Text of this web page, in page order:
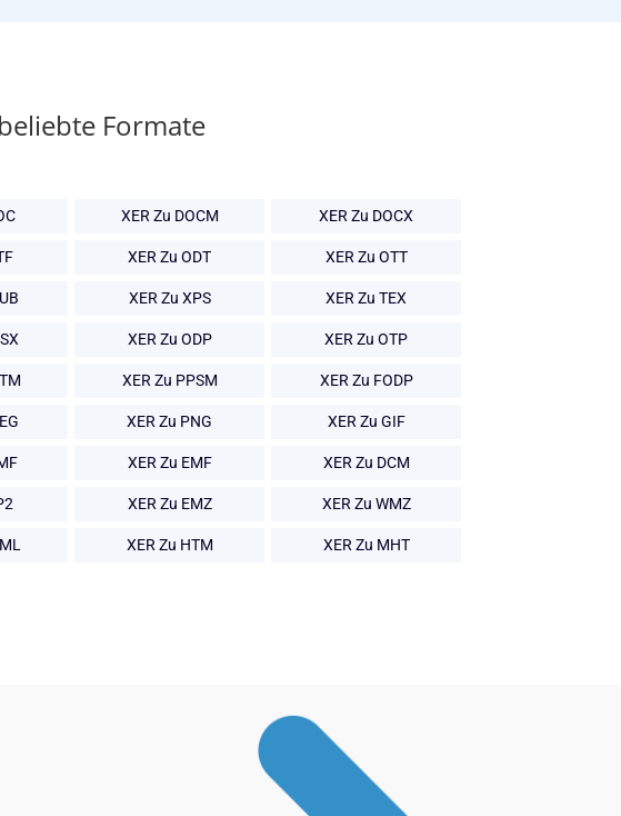
Formate
XER Zu DOCM XER Zu DOCX
XER Zu ODT XER Zu OTT
XER Zu XPS XER Zu TEX
XER Zu ODP XER Zu OTP
XER Zu PPSM XER Zu FODP
XER Zu PNG XER Zu GIF
XER Zu EMF XER Zu DCM
XER Zu EMZ XER Zu WMZ
XER Zu HTM XER Zu MHT